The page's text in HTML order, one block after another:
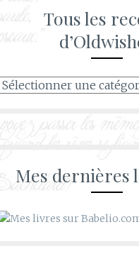
Tous les
Tous
d’Oldwishes
Mes dernières